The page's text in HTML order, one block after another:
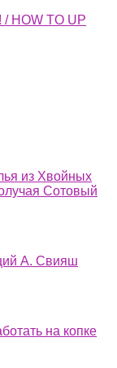
TO UP
из Хвойных
Сотовый
А. Свияш
на копке